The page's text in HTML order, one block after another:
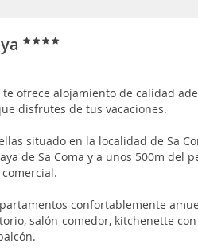
te ofrece alojamiento de calidad
disfrutes de tus vacaciones.
situado en la localidad de Sa
de Sa Coma y a unos 500m del
confortablemente
salón-comedor, kitchenette